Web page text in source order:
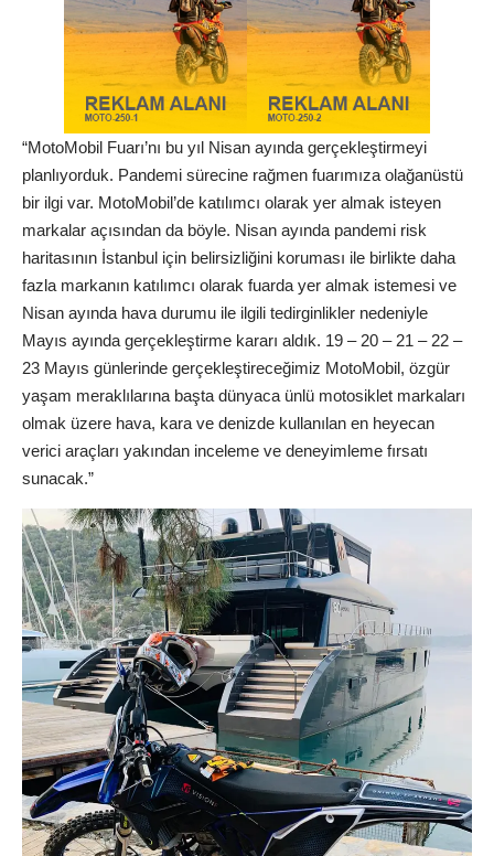
“MotoMobil Fuarı’nı bu yıl Nisan ayında gerçekleştirmeyi
planlıyorduk. Pandemi sürecine rağmen fuarımıza olağanüstü
bir ilgi var. MotoMobil’de katılımcı olarak yer almak isteyen
markalar açısından da böyle. Nisan ayında pandemi risk
haritasının İstanbul için belirsizliğini koruması ile birlikte daha
fazla markanın katılımcı olarak fuarda yer almak istemesi ve
Nisan ayında hava durumu ile ilgili tedirginlikler nedeniyle
Mayıs ayında gerçekleştirme kararı aldık. 19 – 20 – 21 – 22 –
23 Mayıs günlerinde gerçekleştireceğimiz MotoMobil, özgür
yaşam meraklılarına başta dünyaca ünlü motosiklet markaları
olmak üzere hava, kara ve denizde kullanılan en heyecan
verici araçları yakından inceleme ve deneyimleme fırsatı
sunacak.”